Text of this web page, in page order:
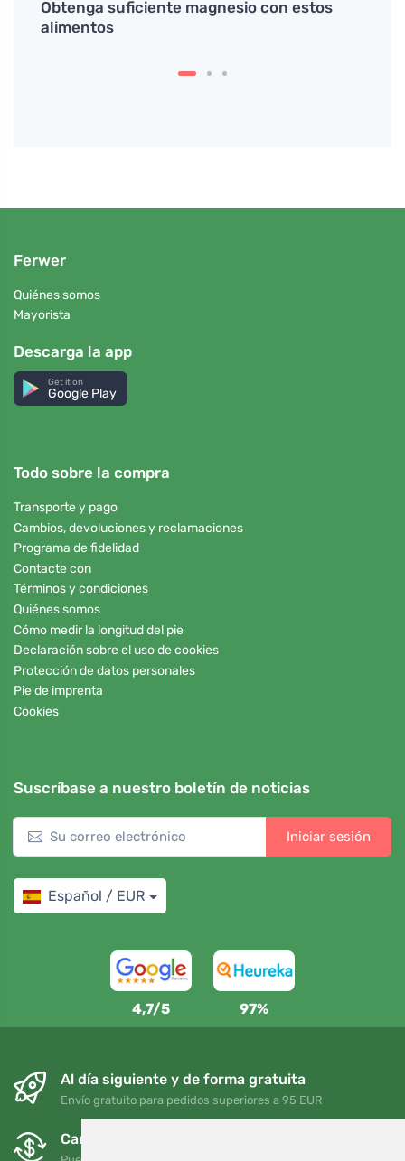
Obtenga suficiente magnesio con estos
alimentos
Ferwer
Quiénes somos
Mayorista
Descarga la app
Get it on
Google Play
Todo sobre la compra
Transporte y pago
Cambios, devoluciones y reclamaciones
Programa de fidelidad
Contacte con
Términos y condiciones
Quiénes somos
Cómo medir la longitud del pie
Declaración sobre el uso de cookies
Protección de datos personales
Pie de imprenta
Cookies
Suscríbase a nuestro boletín de noticias
Iniciar sesión
Español / EUR
4,7/5 97%
Al día siguiente y de forma gratuita
Envío gratuito para pedidos superiores a 95 EUR
Cambios y devoluciones gratuitos